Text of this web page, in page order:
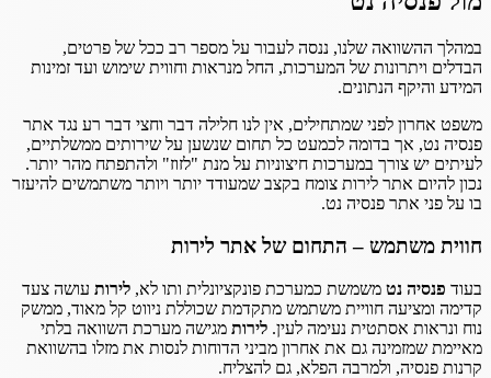
במהלך ההשוואה שלנו, ננסה לעבור על מספר רב ככל של פרטים,
הבדלים ויתרונות של המערכות, החל מנראות וחווית שימוש ועד זמינות
המידע והיקף הנתונים.
משפט אחרון לפני שמתחילים, אין לנו חלילה דבר וחצי דבר רע נגד אתר
פנסיה נט, אך בדומה לכמעט כל תחום שנשען על שירותים ממשלתיים,
לעיתים יש צורך במערכות חיצוניות על מנת "לזוז" ולהתפתח מהר יותר.
נכון להיום אתר לירות צומח בקצב שמעודד יותר ויותר משתמשים להיעזר
בו על פני אתר פנסיה נט.
חווית משתמש – התחום של אתר לירות
בעוד פנסיה נט משמשת כמערכת פונקציונלית ותו לא, לירות עושה צעד
קדימה ומציעה חוויית משתמש מתקדמת שכוללת ניווט קל מאוד, ממשק
נוח ונראות אסתטית נעימה לעין. לירות מגישה מערכת השוואה בלתי
מאיימת שמזמינה גם את אחרון מביני הדוחות לנסות את מזלו בהשוואת
קרנות פנסיה, ולמרבה הפלא, גם להצליח.